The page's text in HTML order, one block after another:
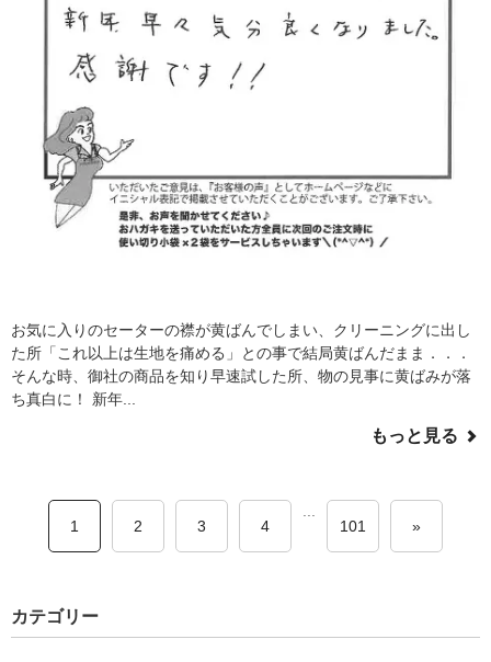
お気に入りのセーターの襟が黄ばんでしまい、クリーニングに出し
た所「これ以上は生地を痛める」との事で結局黄ばんだまま．．．
そんな時、御社の商品を知り早速試した所、物の見事に黄ばみが落
ち真白に！ 新年...
もっと見る
1 2 3 4
...
101
»
カテゴリー